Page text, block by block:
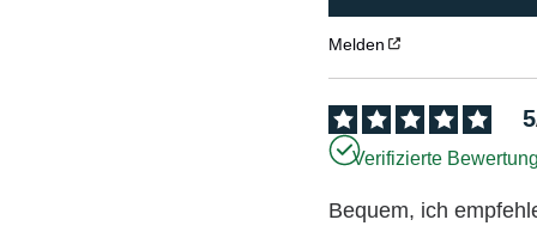
Melden
5
Verifizierte
Bequem, ich